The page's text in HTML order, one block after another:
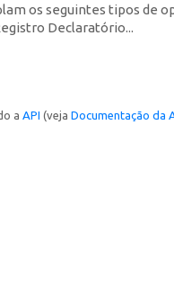
os seguintes tipos de
Declaratório...
a API (veja Documentação da